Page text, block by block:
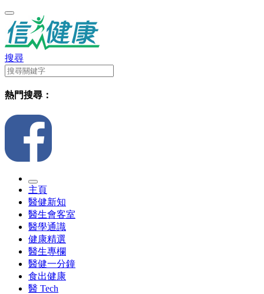
搜尋
熱門搜尋：
主頁
醫健新知
醫生會客室
醫學通識
健康精選
醫生專欄
醫健一分鐘
食出健康
醫 Tech